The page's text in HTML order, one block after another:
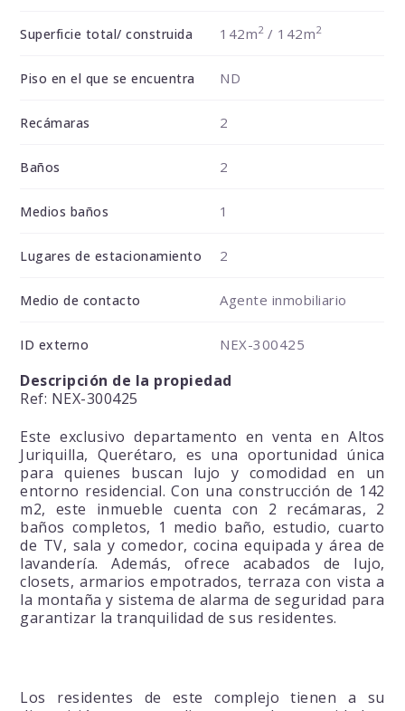
Superficie total/ construida 142m2/ 142m2
Piso en el que se encuentra ND
Recámaras 2
Baños 2
Medios baños 1
Lugares de estacionamiento 2
Medio de contacto Agente inmobiliario
ID externo NEX-300425
Descripción de la propiedad
Ref: NEX-300425
Este exclusivo departamento en venta en Altos
Juriquilla, Querétaro, es una oportunidad única
para quienes buscan lujo y comodidad en un
entorno residencial. Con una construcción de 142
m2, este inmueble cuenta con 2 recámaras, 2
baños completos, 1 medio baño, estudio, cuarto
de TV, sala y comedor, cocina equipada y área de
lavandería. Además, ofrece acabados de lujo,
closets, armarios empotrados, terraza con vista a
la montaña y sistema de alarma de seguridad para
garantizar la tranquilidad de sus residentes.
Los residentes de este complejo tienen a su